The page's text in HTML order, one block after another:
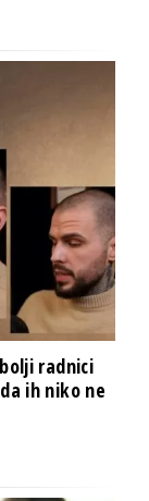
radnici
ih niko ne